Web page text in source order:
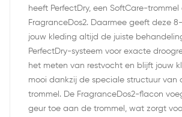
heeft PerfectDry, een SoftCare-trommel
FragranceDos2. Daarmee geeft deze
jouw kleding altijd de juiste
PerfectDry-systeem voor exacte
het meten van restvocht en blijft jouw
mooi dankzij de speciale structuur van
trommel. De FragranceDos2-flacon
geur toe aan de trommel, wat zorgt